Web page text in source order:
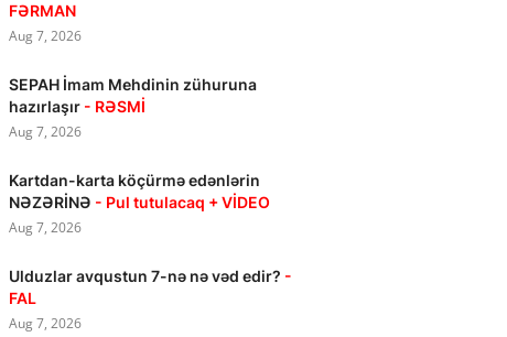
FƏRMAN
Aug 7, 2026
SEPAH İmam Mehdinin zühuruna
hazırlaşır - RƏSMİ
Aug 7, 2026
Kartdan-karta köçürmə edənlərin
NƏZƏRİNƏ - Pul tutulacaq + VİDEO
Aug 7, 2026
Ulduzlar avqustun 7-nə nə vəd edir? -
FAL
Aug 7, 2026